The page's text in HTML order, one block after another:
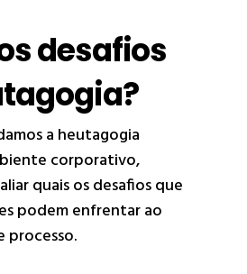
desafios
a heutagogia
corporativo,
quais os desafios que
podem enfrentar ao
processo.